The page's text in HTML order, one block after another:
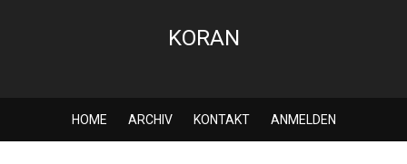
KORAN
HOME ARCHIV KONTAKT ANMELDEN